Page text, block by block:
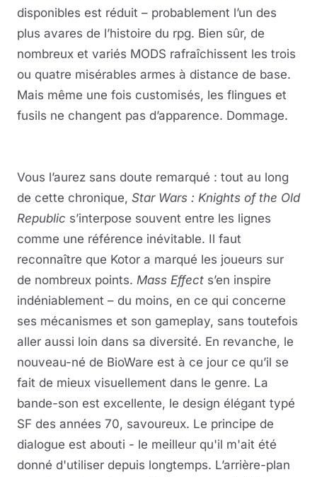
disponibles est réduit – probablement l’un des
plus avares de l’histoire du rpg. Bien sûr, de
nombreux et variés MODS rafraîchissent les trois
ou quatre misérables armes à distance de base.
Mais même une fois customisés, les flingues et
fusils ne changent pas d’apparence. Dommage.
Vous l’aurez sans doute remarqué : tout au long
de cette chronique, Star Wars : Knights of the Old
Republic s’interpose souvent entre les lignes
comme une référence inévitable. Il faut
reconnaître que Kotor a marqué les joueurs sur
de nombreux points. Mass Effect s’en inspire
indéniablement – du moins, en ce qui concerne
ses mécanismes et son gameplay, sans toutefois
aller aussi loin dans sa diversité. En revanche, le
nouveau-né de BioWare est à ce jour ce qu’il se
fait de mieux visuellement dans le genre. La
bande-son est excellente, le design élégant typé
SF des années 70, savoureux. Le principe de
dialogue est abouti - le meilleur qu'il m'ait été
donné d'utiliser depuis longtemps. L’arrière-plan